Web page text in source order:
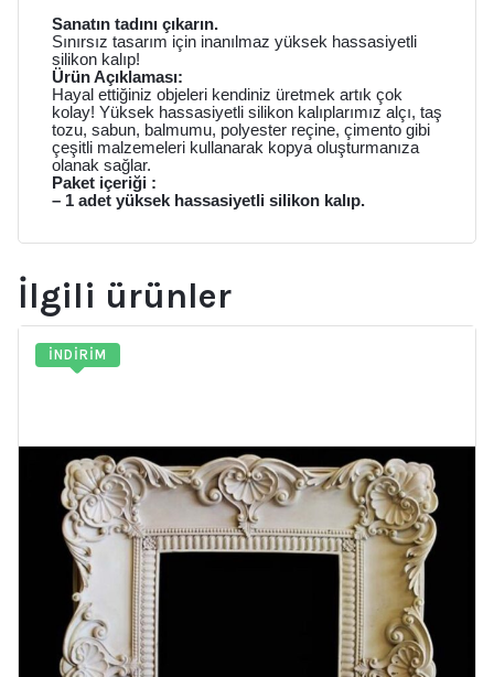
Sanatın tadını çıkarın.
Sınırsız tasarım için inanılmaz yüksek hassasiyetli
silikon kalıp!
Ürün Açıklaması:
Hayal ettiğiniz objeleri kendiniz üretmek artık çok
kolay! Yüksek hassasiyetli silikon kalıplarımız alçı, taş
tozu, sabun, balmumu, polyester reçine, çimento gibi
çeşitli malzemeleri kullanarak kopya oluşturmanıza
olanak sağlar.
Paket içeriği :
– 1 adet yüksek hassasiyetli silikon kalıp.
İlgili ürünler
İNDIRIM